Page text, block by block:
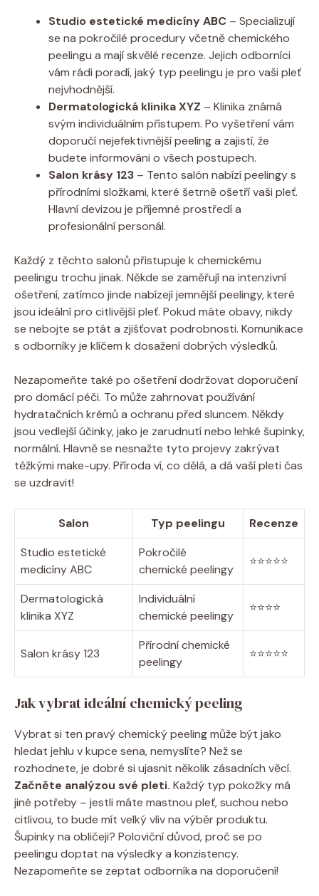
Studio estetické medicíny ABC – Specializují
se na pokročilé procedury včetně chemického
peelingu a mají skvělé recenze. Jejich odborníci
vám rádi poradí, jaký typ peelingu je pro vaši pleť
nejvhodnější.
Dermatologická klinika XYZ – Klinika známá
svým individuálním přístupem. Po vyšetření vám
doporučí nejefektivnější peeling a zajistí, že
budete informováni o všech postupech.
Salon krásy 123 – Tento salón nabízí peelingy s
přírodními složkami, které šetrně ošetří vaši pleť.
Hlavní devizou je příjemné prostředí a
profesionální personál.
Každý z těchto salonů přistupuje k chemickému
peelingu trochu jinak. Někde se zaměřují na intenzivní
ošetření, zatímco jinde nabízejí jemnější peelingy, které
jsou ideální pro citlivější pleť. Pokud máte obavy, nikdy
se nebojte se ptát a zjišťovat podrobnosti. Komunikace
s odborníky je klíčem k dosažení dobrých výsledků.
Nezapomeňte také po ošetření dodržovat doporučení
pro domácí péči. To může zahrnovat používání
hydratačních krémů a ochranu před sluncem. Někdy
jsou vedlejší účinky, jako je zarudnutí nebo lehké šupinky,
normální. Hlavně se nesnažte tyto projevy zakrývat
těžkými make-upy. Příroda ví, co dělá, a dá vaší pleti čas
se uzdravit!
Salon Typ peelingu
Recenze
Studio estetické
medicíny ABC
Pokročilé
chemické peelingy
⭐⭐⭐⭐⭐
Dermatologická
klinika XYZ
Individuální
chemické peelingy
⭐⭐⭐⭐
Salon krásy 123
Přírodní chemické
peelingy
⭐⭐⭐⭐⭐
Jak vybrat ideální chemický peeling
Vybrat si ten pravý chemický peeling může být jako
hledat jehlu v kupce sena, nemyslíte? Než se
rozhodnete, je dobré si ujasnit několik zásadních věcí.
Začněte analýzou své pleti. Každý typ pokožky má
jiné potřeby – jestli máte mastnou pleť, suchou nebo
citlivou, to bude mít velký vliv na výběr produktu.
Šupinky na obličeji? Poloviční důvod, proč se po
peelingu doptat na výsledky a konzistency.
Nezapomeňte se zeptat odborníka na doporučení!